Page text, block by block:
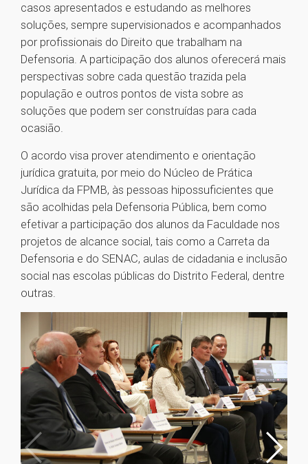
casos apresentados e estudando as melhores
soluções, sempre supervisionados e acompanhados
por profissionais do Direito que trabalham na
Defensoria. A participação dos alunos oferecerá mais
perspectivas sobre cada questão trazida pela
população e outros pontos de vista sobre as
soluções que podem ser construídas para cada
ocasião.
O acordo visa prover atendimento e orientação
jurídica gratuita, por meio do Núcleo de Prática
Jurídica da FPMB, às pessoas hipossuficientes que
são acolhidas pela Defensoria Pública, bem como
efetivar a participação dos alunos da Faculdade nos
projetos de alcance social, tais como a Carreta da
Defensoria e do SENAC, aulas de cidadania e inclusão
social nas escolas públicas do Distrito Federal, dentre
outras.